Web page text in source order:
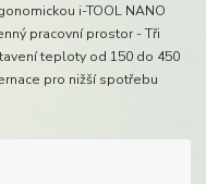
i-TOOL NANO
pracovní prostor - Tři
teploty od 150 do 450
pro nižší spotřebu